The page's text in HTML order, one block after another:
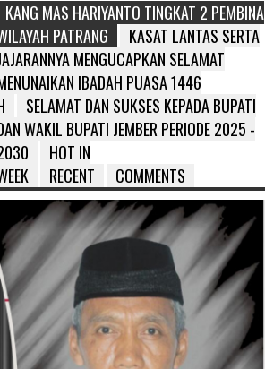
KANG MAS HARIYANTO TINGKAT 2 PEMBINA
PATRANG
KASAT LANTAS SERTA
MENGUCAPKAN SELAMAT
IBADAH PUASA 1446
SELAMAT DAN SUKSES KEPADA BUPATI
WAKIL BUPATI JEMBER PERIODE 2025 -
HOT IN
RECENT COMMENTS